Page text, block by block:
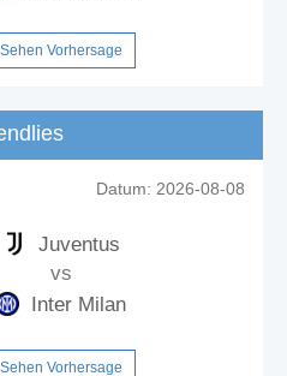
Sehen Vorhersage
Datum: 2026-08-08
Juventus
vs
Inter Milan
Sehen Vorhersage